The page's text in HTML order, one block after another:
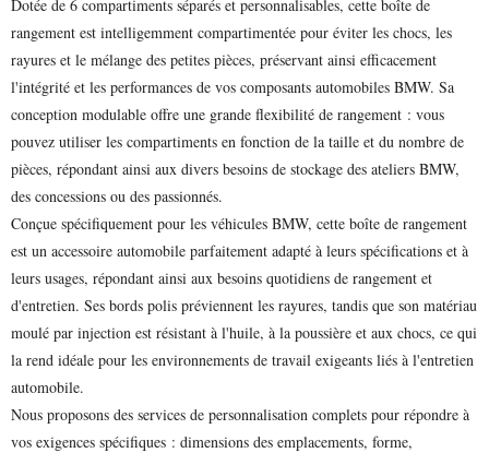
Dotée de 6 compartiments séparés et personnalisables, cette boîte de
rangement est intelligemment compartimentée pour éviter les chocs, les
rayures et le mélange des petites pièces, préservant ainsi efficacement
l'intégrité et les performances de vos composants automobiles BMW. Sa
conception modulable offre une grande flexibilité de rangement : vous
pouvez utiliser les compartiments en fonction de la taille et du nombre de
pièces, répondant ainsi aux divers besoins de stockage des ateliers BMW,
des concessions ou des passionnés.
Conçue spécifiquement pour les véhicules BMW, cette boîte de rangement
est un accessoire automobile parfaitement adapté à leurs spécifications et à
leurs usages, répondant ainsi aux besoins quotidiens de rangement et
d'entretien. Ses bords polis préviennent les rayures, tandis que son matériau
moulé par injection est résistant à l'huile, à la poussière et aux chocs, ce qui
la rend idéale pour les environnements de travail exigeants liés à l'entretien
automobile.
Nous proposons des services de personnalisation complets pour répondre à
vos exigences spécifiques : dimensions des emplacements, forme,